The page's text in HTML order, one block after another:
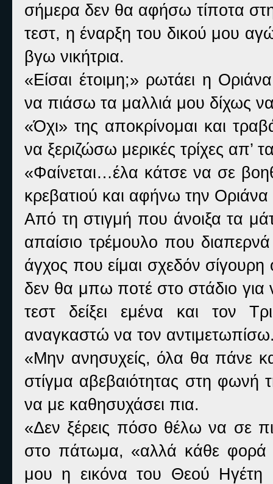
σήμερα δεν θα αφήσω τίποτα
τεστ, η έναρξη του δικού μου
βγω νικήτρια.
«Είσαι έτοιμη;» ρωτάει η
να πιάσω τα μαλλιά μου δίχως
«Όχι» της αποκρίνομαι και
να ξεριζώσω μερικές τρίχες απ’
«Φαίνεται…έλα κάτσε να σε
κρεβατιού και αφήνω την Οριάνα
Από τη στιγμή που άνοιξα τα
απαίσιο τρέμουλο που
άγχος που είμαι σχεδόν σίγουρη
δεν θα μπω ποτέ στο στάδιο
τεστ δείξει εμένα και τον
αναγκαστώ να τον
«Μην ανησυχείς, όλα θα πάνε
στίγμα αβεβαιότητας στη φωνή
να με καθησυχάσει πια.
«Δεν ξέρεις πόσο θέλω να σε
στο πάτωμα, «αλλά κάθε φορά
μου η εικόνα του Θεού Ηγέτη